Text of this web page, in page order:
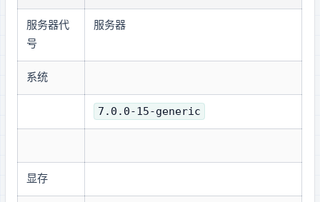
服务器代
号
GPU 服务器 A
系统
7.0.0-15-generic
显存